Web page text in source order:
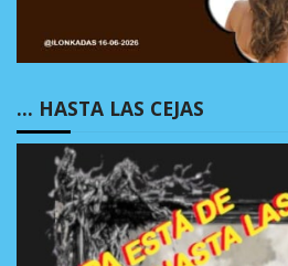
… HASTA LAS CEJAS